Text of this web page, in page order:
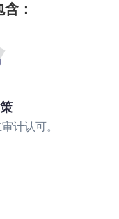
：
计认可。